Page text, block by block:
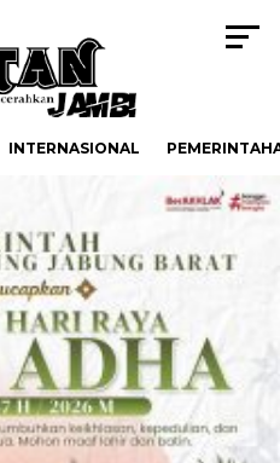
INTERNASIONAL